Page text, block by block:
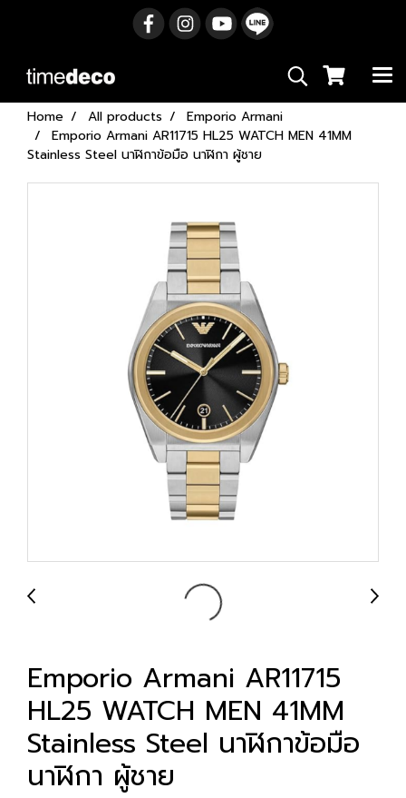
Home All products
Emporio Armani
Emporio Armani AR11715 HL25 WATCH MEN 41MM
Stainless Steel นาฬิกาข้อมือ นาฬิกา ผู้ชาย
Emporio Armani AR11715
HL25 WATCH MEN 41MM
Stainless Steel นาฬิกาข้อมือ
นาฬิกา ผู้ชาย